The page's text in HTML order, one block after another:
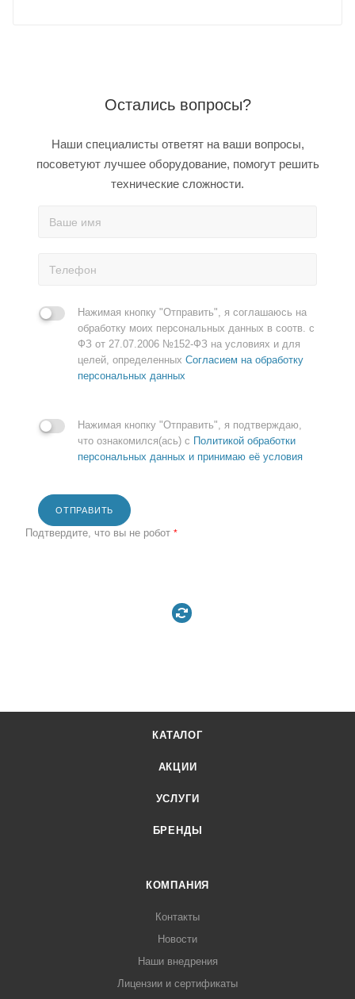
Остались вопросы?
Наши специалисты ответят на ваши вопросы,
посоветуют лучшее оборудование, помогут решить
технические сложности.
Нажимая кнопку "Отправить", я соглашаюсь на
обработку моих персональных данных в соотв. с
ФЗ от 27.07.2006 №152-ФЗ на условиях и для
целей, определенных Согласием на обработку
персональных данных
Нажимая кнопку "Отправить", я подтверждаю,
что ознакомился(ась) с Политикой обработки
персональных данных и принимаю её условия
ОТПРАВИТЬ
Подтвердите, что вы не робот *
КАТАЛОГ
АКЦИИ
УСЛУГИ
БРЕНДЫ
КОМПАНИЯ
Контакты
Новости
Наши внедрения
Лицензии и сертификаты